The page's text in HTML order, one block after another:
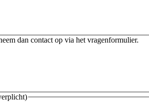
dan contact op via het vragenformulier.